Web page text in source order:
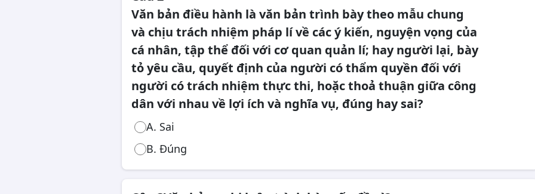
Đạo đức Tiếng Anh
Công nghệ Khoa học
Lịch sử
Toán Ngữ văn
Lịch sử và Địa lí Công nghệ
Tin học
Vật lí Hóa học
Lịch sử Địa lí
Tin học Công nghệ
Văn bản điều hành là văn bản trình bày theo mẫu chung
và chịu trách nhiệm pháp lí về các ý kiến, nguyện vọng của
cá nhân, tập thể đối với cơ quan quản lí; hay người lại, bày
tỏ yêu cầu, quyết định của người có thẩm quyền đối với
người có trách nhiệm thực thi, hoặc thoả thuận giữa công
dân với nhau về lợi ích và nghĩa vụ, đúng hay sai?
A. Sai
B. Đúng